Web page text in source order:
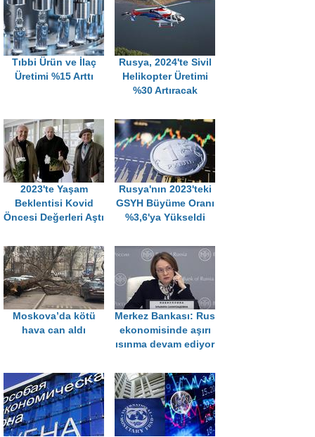
Tıbbi Ürün ve İlaç
Üretimi %15 Arttı
Rusya, 2024'te Sivil
Helikopter Üretimi
%30 Artıracak
2023'te Yaşam
Beklentisi Kovid
Öncesi Değerleri Aştı
Rusya'nın 2023'teki
GSYH Büyüme Oranı
%3,6'ya Yükseldi
Moskova’da kötü
hava can aldı
Merkez Bankası: Rus
ekonomisinde aşırı
ısınma devam ediyor